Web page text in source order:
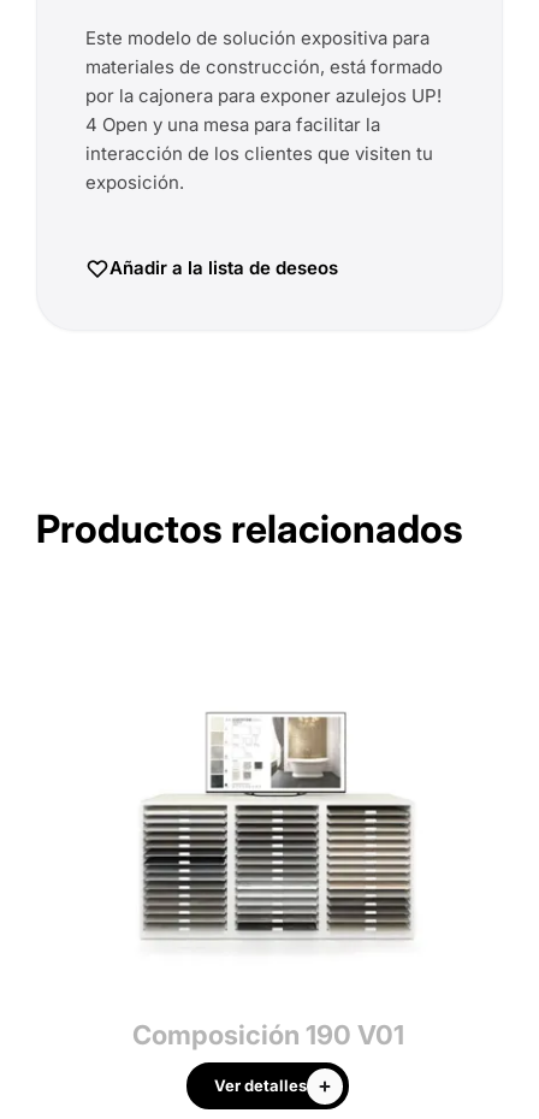
Este modelo de solución expositiva para
materiales de construcción, está formado
por la cajonera para exponer azulejos UP!
4 Open y una mesa para facilitar la
interacción de los clientes que visiten tu
exposición.
Añadir a la lista de deseos
Productos relacionados
Composición 190 V01
Ver detalles